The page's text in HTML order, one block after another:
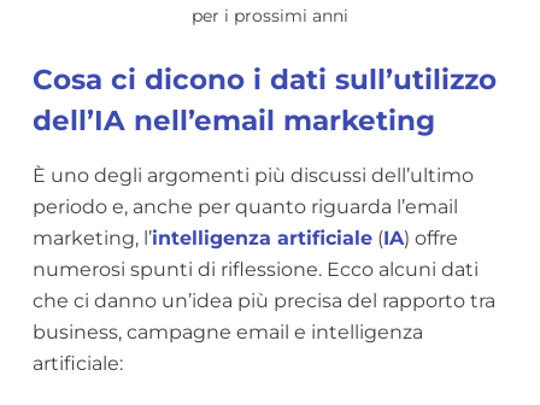
per i prossimi anni
Cosa ci dicono i dati sull’utilizzo
dell’IA nell’email marketing
È uno degli argomenti più discussi dell’ultimo
periodo e, anche per quanto riguarda l’email
marketing, l’intelligenza artificiale(IA) offre
numerosi spunti di riflessione. Ecco alcuni dati
che ci danno un’idea più precisa del rapporto tra
business, campagne email e intelligenza
artificiale: